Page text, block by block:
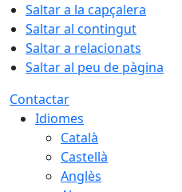
Saltar a la capçalera
Saltar al contingut
Saltar a relacionats
Saltar al peu de pàgina
Contactar
Idiomes
Català
Castellà
Anglès